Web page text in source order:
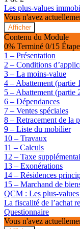
Les plus-values
Vous n'avez
Afficher
Les
plus-
values
immobilières
–
7H
Contenu du Module
0% Terminé 0/15
1 – Présentation
2 – Conditions
3 – La moins-value
4 – Abattement (partie
5 – Abattement (partie
6 – Dépendances
7 – Ventes spéciales
8 – Retracement de la
9 – Liste du mobilier
10 – Travaux
11 – Calculs
12 – Taxe
13 – Exonérations
14 – Résidences
15 – Marchand de
QCM : Les plus-
La fiscalité de l’achat
Questionnaire
Vous n'avez